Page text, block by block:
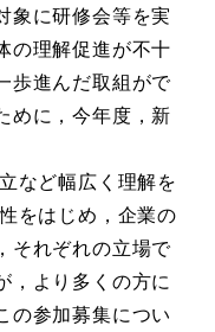
象に研修会等を実
の理解促進が不十
歩進んだ取組がで
めに，今年度，新
など幅広く理解を
をはじめ，企業の
それぞれの立場で
，より多くの方に
の参加募集につい